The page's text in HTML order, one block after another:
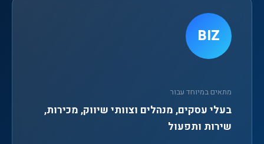
BIZ
מתאים במיוחד עבור
בעלי עסקים, מנהלים וצוותי שיווק, מכירות,
שירות ותפעול